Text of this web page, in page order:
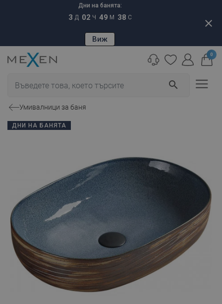
Дни на банята:
3 Д 02 Ч 49 М 37 С
Виж
close
search
0
Умивалници за баня
ДНИ НА БАНЯТА